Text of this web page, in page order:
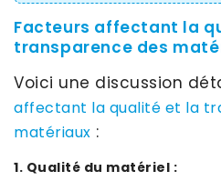
Facteurs affectant la
transparence des
Voici une discussion
affectant la qualité et la
matériaux :
1. Qualité du matériel :